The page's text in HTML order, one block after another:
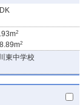
2
2
東中学校